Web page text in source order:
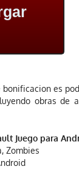
es
obras de
Juego para
Zombies